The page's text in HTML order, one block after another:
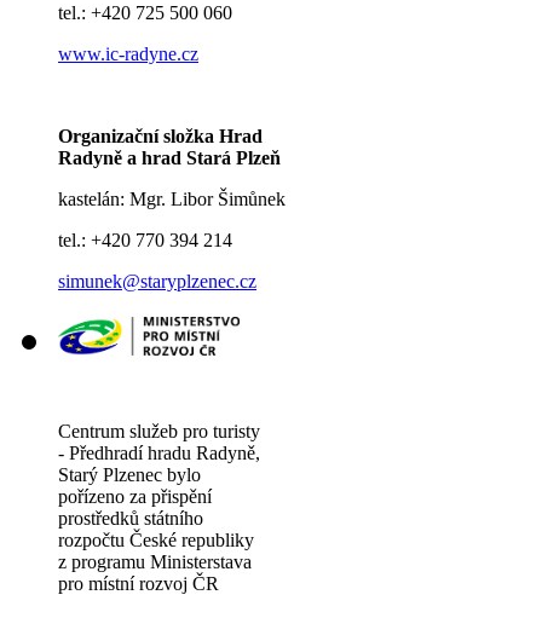
tel.: +420 725 500 060
www.ic-radyne.cz
Organizační složka Hrad
Radyně a hrad Stará Plzeň
kastelán: Mgr. Libor Šimůnek
tel.: +420 770 394 214
simunek@staryplzenec.cz
Centrum služeb pro turisty
- Předhradí hradu Radyně,
Starý Plzenec bylo
pořízeno za přispění
prostředků státního
rozpočtu České republiky
z programu Ministerstava
pro místní rozvoj ČR